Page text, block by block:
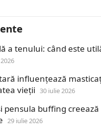
a tenului: când este
influențează
vieții 30 iulie 2026
pensula buffing
29 iulie 2026